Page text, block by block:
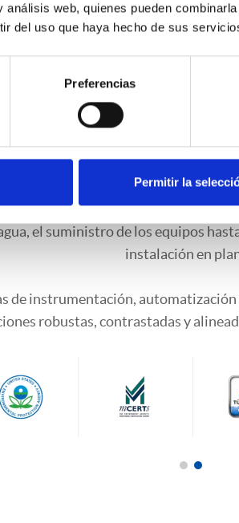
análisis web, quienes pueden
del uso que haya hecho de sus
Preferencias
Permitir la
de
integral de todas las etapas del
el suministro de los equipos
instalación en
de instrumentación,
robustas, contrastadas y